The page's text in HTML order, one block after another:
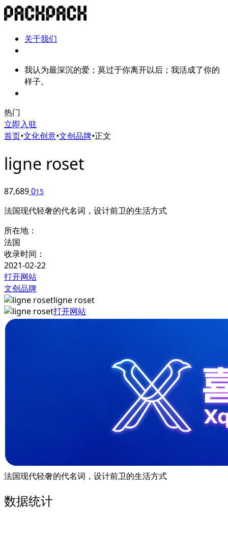
关于我们
我认为最深沉的爱；莫过于你离开以后；我活成了你的
样子。
热门
立即入驻
首页•文化创意•文创品牌•正文
ligne roset
87,689015
法国现代轻奢的代名词，设计前卫的生活方式
所在地：
法国
收录时间：
2021-02-22
打开网站
文创品牌
ligne roset
打开网站
法国现代轻奢的代名词，设计前卫的生活方式
数据统计